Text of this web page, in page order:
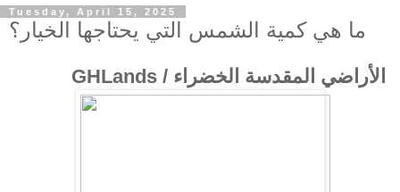
Tuesday, April 15, 2025
ما هي كمية الشمس التي يحتاجها الخيار؟
الأراضي المقدسة الخضراء / GHLands